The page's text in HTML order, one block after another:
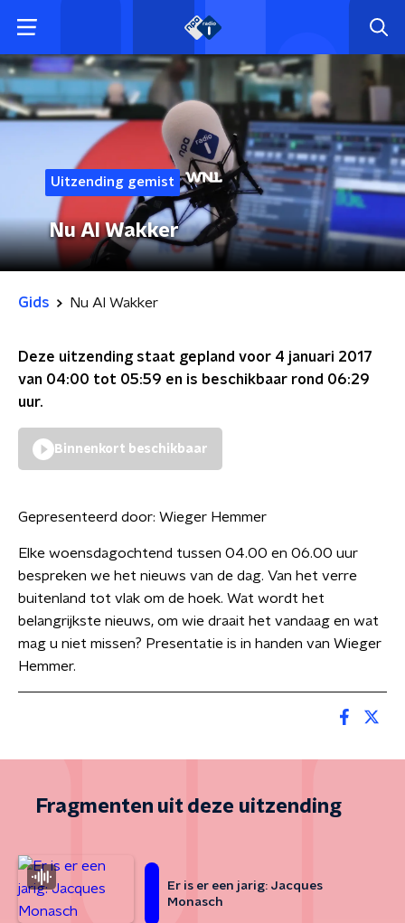
Uitzending gemist
Nu Al Wakker
Gids Nu Al Wakker
Deze uitzending staat gepland voor 4 januari 2017
van 04:00 tot 05:59 en is beschikbaar rond 06:29
uur.
Binnenkort beschikbaar
Gepresenteerd door: Wieger Hemmer
Elke woensdagochtend tussen 04.00 en 06.00 uur
bespreken we het nieuws van de dag. Van het verre
buitenland tot vlak om de hoek. Wat wordt het
belangrijkste nieuws, om wie draait het vandaag en wat
mag u niet missen? Presentatie is in handen van Wieger
Hemmer.
Fragmenten uit deze uitzending
Er is er een jarig: Jacques
Monasch